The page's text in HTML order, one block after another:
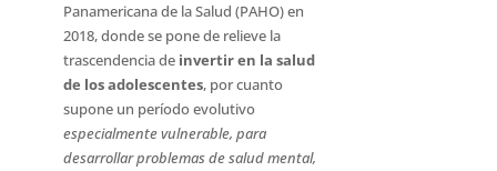
Panamericana de la Salud (PAHO) en
2018, donde se pone de relieve la
trascendencia de invertir en la salud
de los adolescentes, por cuanto
supone un período evolutivo
especialmente vulnerable, para
desarrollar problemas de salud mental,